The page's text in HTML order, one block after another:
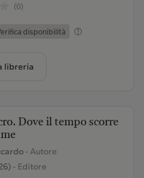
(0)
disponibilità
libreria
Dove il tempo scorre
- Autore
- Editore